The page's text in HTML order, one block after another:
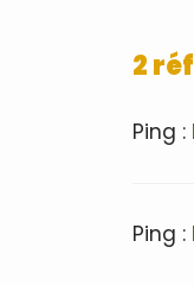
2
Ping :
Ping :